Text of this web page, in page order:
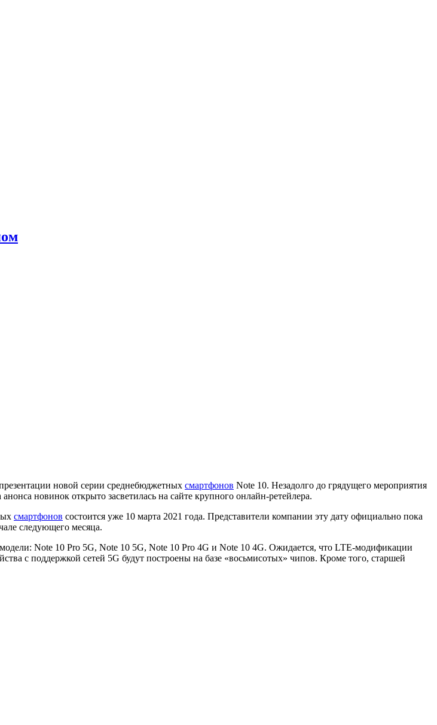
новой серии среднебюджетных смартфонов Note 10. Незадолго до грядущего мероприятия
новинок открыто засветилась на сайте крупного онлайн-ретейлера.
смартфонов состоится уже 10 марта 2021 года. Представители компании эту дату официально пока
следующего месяца.
модели: Note 10 Pro 5G, Note 10 5G, Note 10 Pro 4G и Note 10 4G. Ожидается, что LTE-модификации
с поддержкой сетей 5G будут построены на базе «восьмисотых» чипов. Кроме того, старшей